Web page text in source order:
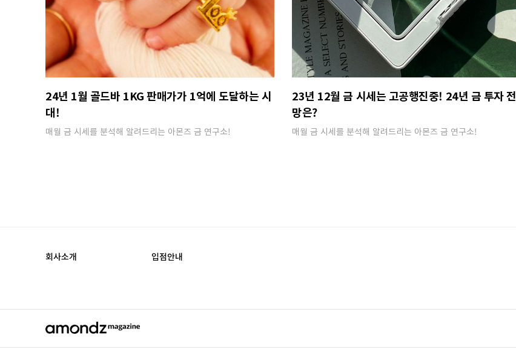
24년 1월 골드바 1KG 판매가가 1억에 도달하는 시
대!
매월 금 시세를 분석해 알려드리는 아몬즈 금 연구소!
23년 12월 금 시세는 고공행진중! 24년 금 투자 전
망은?
매월 금 시세를 분석해 알려드리는 아몬즈 금 연구소!
회사소개 입점안내